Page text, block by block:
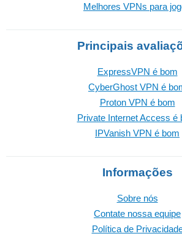
Melhores VPNs para
Principais
ExpressVPN é bom
CyberGhost VPN é
Proton VPN é bom
Private Internet Access é
IPVanish VPN é bom
Informações
Sobre nós
Contate nossa equipe
Política de